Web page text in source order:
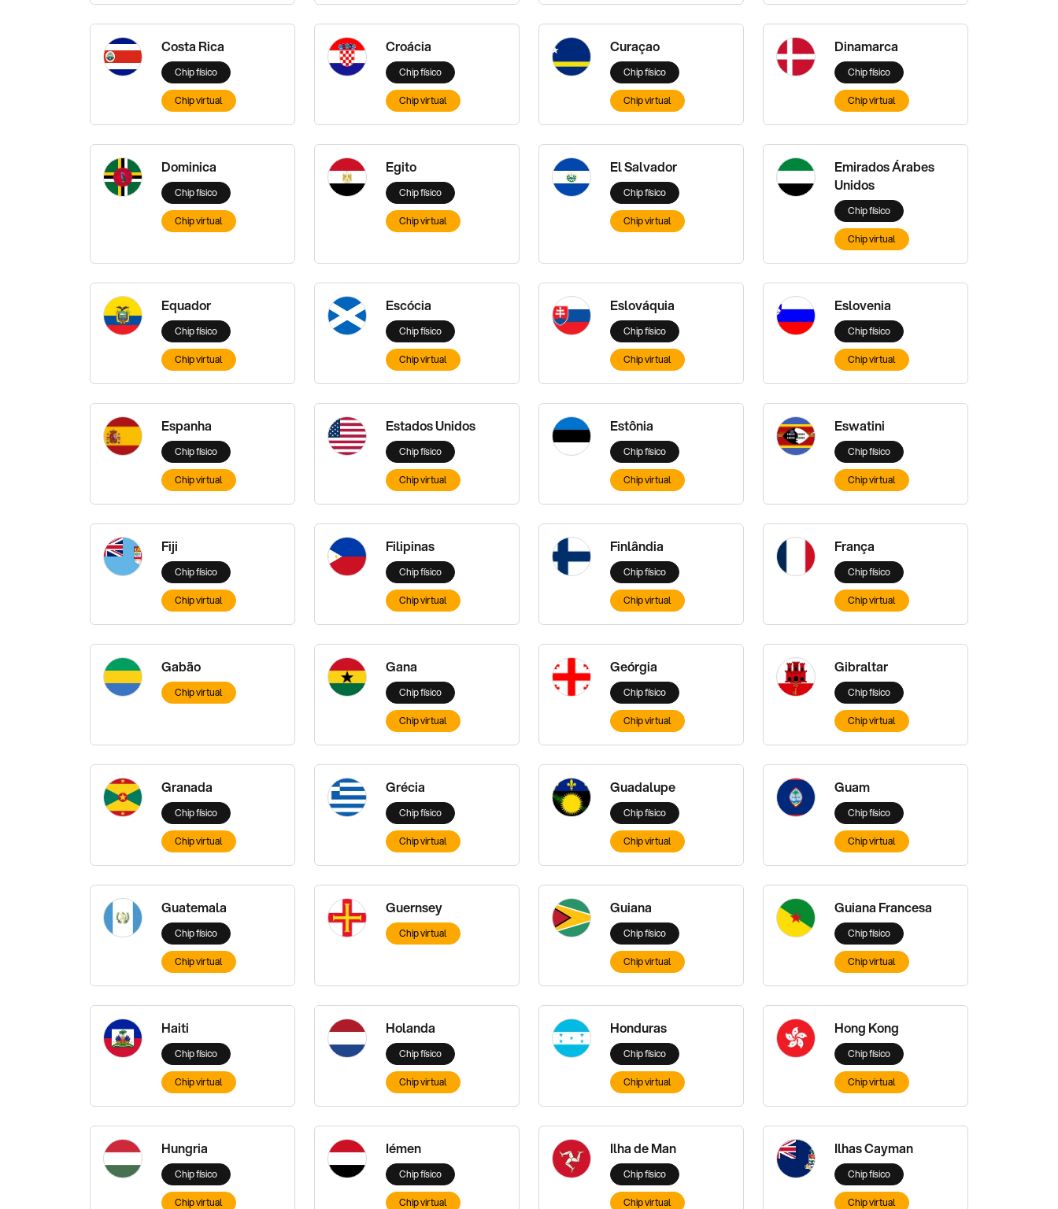
Costa Rica
Chip físico
Chip virtual
Croácia
Chip físico
Chip virtual
Curaçao
Chip físico
Chip virtual
Dinamarca
Chip físico
Chip virtual
Dominica
Chip físico
Chip virtual
Egito
Chip físico
Chip virtual
El Salvador
Chip físico
Chip virtual
Emirados Árabes
Unidos
Chip físico
Chip virtual
Equador
Chip físico
Chip virtual
Escócia
Chip físico
Chip virtual
Eslováquia
Chip físico
Chip virtual
Eslovenia
Chip físico
Chip virtual
Espanha
Chip físico
Chip virtual
Estados Unidos
Chip físico
Chip virtual
Estônia
Chip físico
Chip virtual
Eswatini
Chip físico
Chip virtual
Fiji
Chip físico
Chip virtual
Filipinas
Chip físico
Chip virtual
Finlândia
Chip físico
Chip virtual
França
Chip físico
Chip virtual
Gabão
Chip virtual
Gana
Chip físico
Chip virtual
Geórgia
Chip físico
Chip virtual
Gibraltar
Chip físico
Chip virtual
Granada
Chip físico
Chip virtual
Grécia
Chip físico
Chip virtual
Guadalupe
Chip físico
Chip virtual
Guam
Chip físico
Chip virtual
Guatemala
Chip físico
Chip virtual
Guernsey
Chip virtual
Guiana
Chip físico
Chip virtual
Guiana Francesa
Chip físico
Chip virtual
Haiti
Chip físico
Chip virtual
Holanda
Chip físico
Chip virtual
Honduras
Chip físico
Chip virtual
Hong Kong
Chip físico
Chip virtual
Hungria
Chip físico
Chip virtual
Iémen
Chip físico
Chip virtual
Ilha de Man
Chip físico
Chip virtual
Ilhas Cayman
Chip físico
Chip virtual